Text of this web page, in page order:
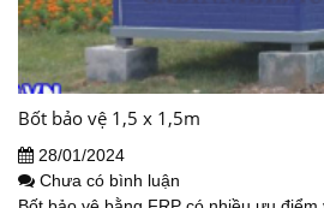
Bốt bảo vệ 1,5 x 1,5m
28/01/2024
Chưa có bình luận